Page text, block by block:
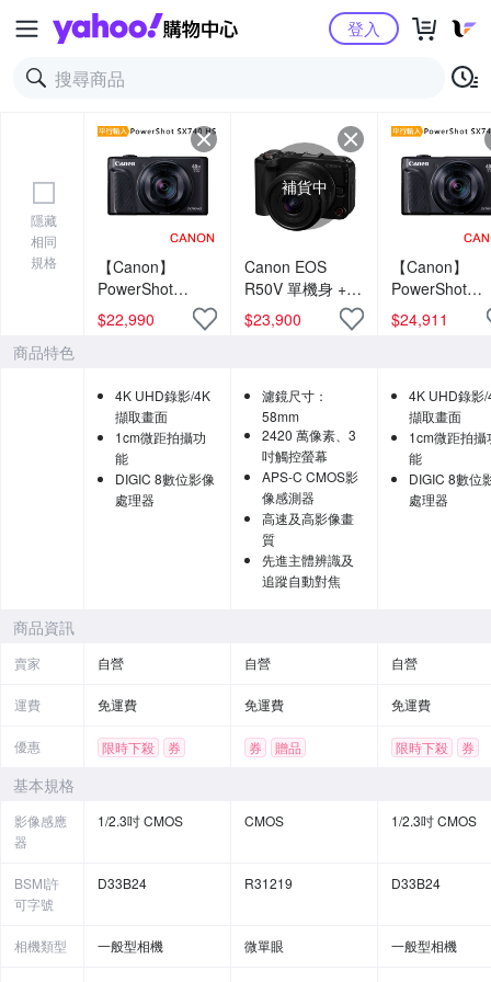
Yahoo購物中心登入
隱藏
相同
規格
【Canon】
PowerShot
SX740 HS 40倍
光學變焦4K數位
$22,990
補貨中
Canon EOS
R50V 單機身 +
RF-S 14-30mm
F4-6.3 IS STM
$23,900
【Canon】
PowerShot
SX740 HS 40
光學變焦4K數
$24,911
商品特色
4K UHD錄影/4K
擷取畫面
1cm微距拍攝功
能
DIGIC 8數位影像
處理器
濾鏡尺寸：
58mm
2420 萬像素、3
吋觸控螢幕
APS-C CMOS影
像感測器
高速及高影像畫
質
先進主體辨識及
追蹤自動對焦
4K UHD錄影/
擷取畫面
1cm微距拍攝
能
DIGIC 8數位
處理器
商品資訊
賣家 自營 自營 自營
運費 免運費 免運費 免運費
優惠 限時下殺 券 券 贈品 限時下殺
券
基本規格
影像感應
器
1/2.3吋 CMOS CMOS 1/2.3吋 CMOS
BSMI許
可字號
D33B24 R31219 D33B24
相機類型 一般型相機 微單眼 一般型相機